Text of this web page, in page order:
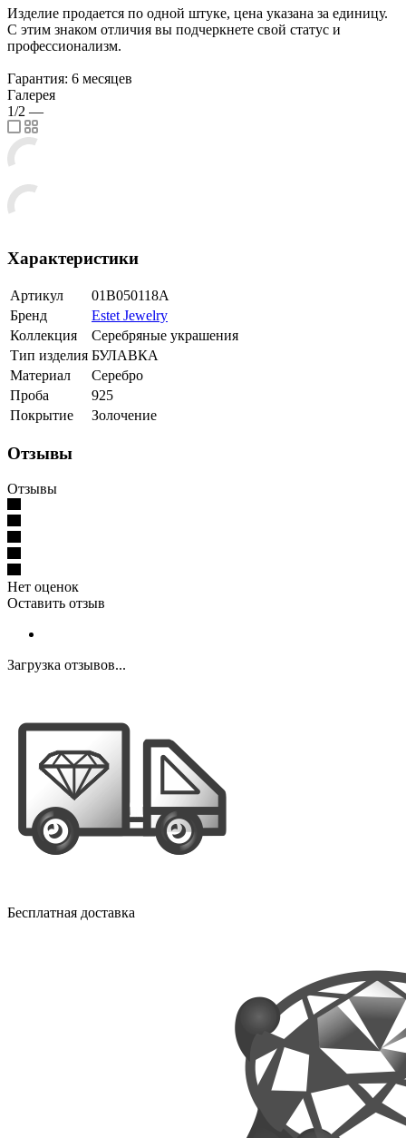
Изделие продается по одной штуке, цена указана за единицу.
С этим знаком отличия вы подчеркнете свой статус и
профессионализм.
Гарантия: 6 месяцев
Галерея
1/2 —
Характеристики
Артикул
01В050118А
Бренд
Estet Jewelry
Коллекция
Серебряные украшения
Тип изделия БУЛАВКА
Материал
Серебро
Проба
925
Покрытие
Золочение
Отзывы
Отзывы
Нет оценок
Оставить отзыв
Загрузка отзывов...
Бесплатная доставка